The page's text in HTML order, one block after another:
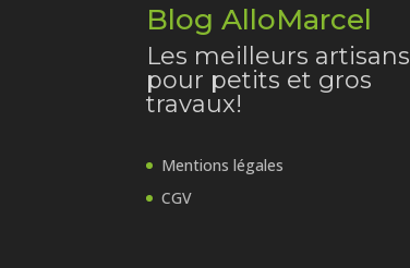
Blog AlloMarcel
Les meilleurs artisans
pour petits et gros
travaux!
Mentions légales
CGV